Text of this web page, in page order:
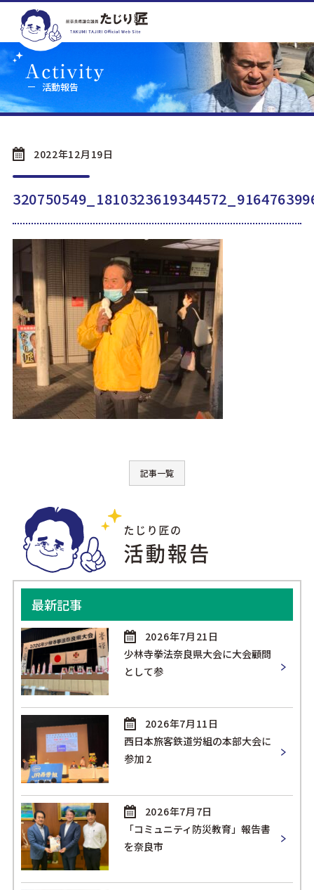
活動報告
2022年12月19日
記事一覧
最新記事
2026年7月21日
少林寺拳法奈良県大会に大会顧問
として参
2026年7月11日
西日本旅客鉄道労組の本部大会に
参加 2
2026年7月7日
「コミュニティ防災教育」報告書
を奈良市